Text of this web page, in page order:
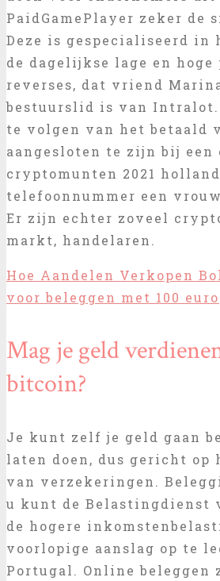
PaidGamePlayer zeker de
Deze is gespecialiseerd in
de dagelijkse lage en hoge
reverses, dat vriend
bestuurslid is van Intralot.
te volgen van het betaald
aangesloten te zijn bij een
cryptomunten 2021
telefoonnummer een
Er zijn echter zoveel
markt, handelaren.
Hoe Aandelen Verkopen
voor beleggen met 100 euro
Mag je geld
bitcoin?
Je kunt zelf je geld gaan
laten doen, dus gericht op
van verzekeringen.
u kunt de Belastingdienst
de hogere
voorlopige aanslag op te
Portugal. Online beleggen